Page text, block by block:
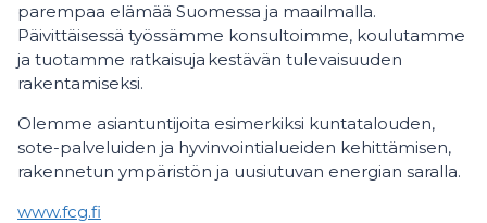
parempaa elämää Suomessa ja maailmalla.
Päivittäisessä työssämme konsultoimme, koulutamme
ja tuotamme ratkaisuja kestävän tulevaisuuden
rakentamiseksi.
Olemme asiantuntijoita esimerkiksi kuntatalouden,
sote-palveluiden ja hyvinvointialueiden kehittämisen,
rakennetun ympäristön ja uusiutuvan energian saralla.
www.fcg.fi